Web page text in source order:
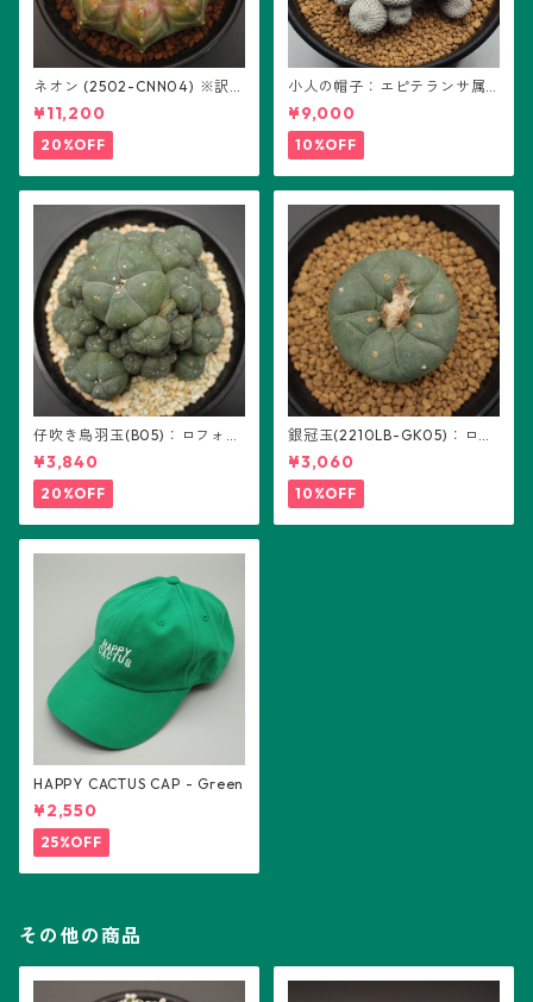
ネオン (2502-CNN04) ※訳あ
り：ギムノカリキウム属 ※実
生
¥11,200
20%OFF
小人の帽子：エピテランサ属
(B01)
¥9,000
10%OFF
仔吹き烏羽玉(B05)：ロフォフ
ォラ属
¥3,840
20%OFF
銀冠玉(2210LB-GK05)：ロフ
ォフォラ属 ※実生
¥3,060
10%OFF
HAPPY CACTUS CAP - Green
¥2,550
25%OFF
その他の商品